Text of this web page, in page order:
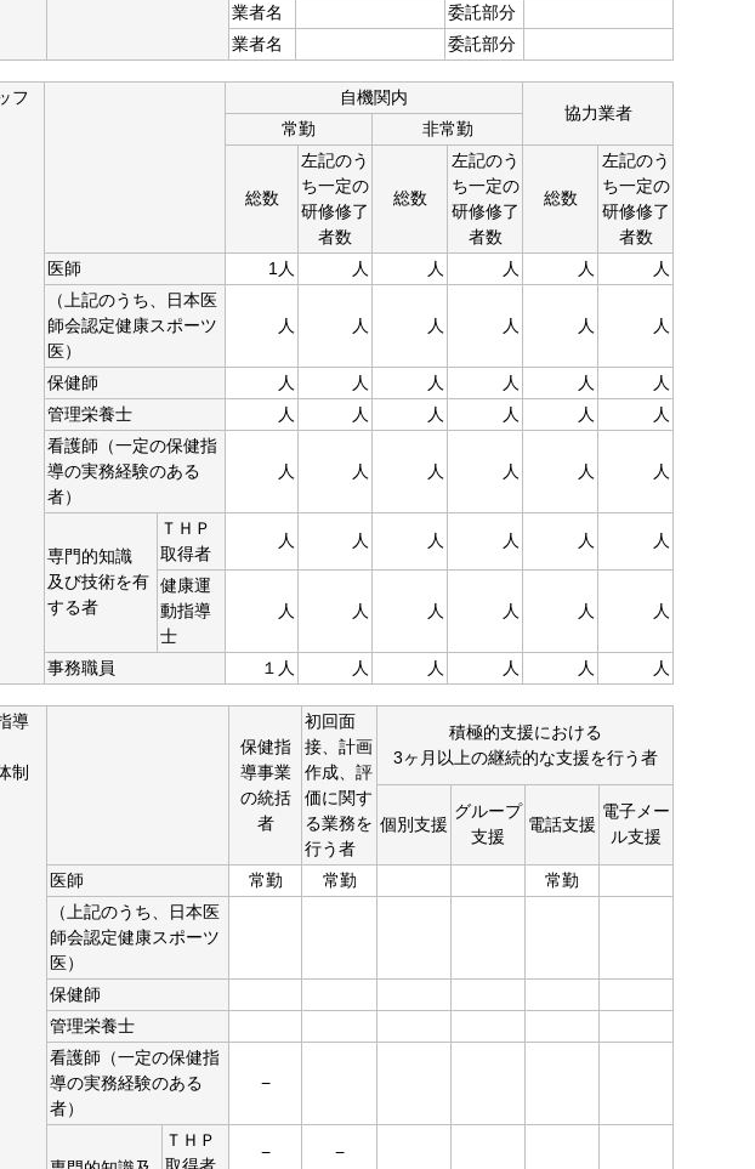
業者名
委託部分
業者名
委託部分
フ
自機関内
協力業者
常勤
非常勤
総数
左記のう
ち一定の
研修修了
者数
総数
左記のう
ち一定の
研修修了
者数
総数
左記のう
ち一定の
研修修了
者数
医師
1人 人 人 人 人
人
（上記のうち、日本医
師会認定健康スポーツ
医）
人 人 人 人 人 人
保健師 人 人 人 人 人
人
管理栄養士
人 人 人 人 人
人
看護師（一定の保健指
導の実務経験のある
者）
人 人 人 人 人 人
専門的知識
及び技術を有
する者
ＴＨＰ
取得者
人 人 人 人 人 人
健康運
動指導
士
人 人 人 人 人 人
事務職員 １人 人 人 人 人 人
導
制
保健指
導事業
の統括
者
初回面
接、計画
作成、評
価に関す
る業務を
行う者
積極的支援における
3ヶ月以上の継続的な支援を行う者
個別支援
グループ
支援
電話支援
電子メー
ル支援
医師 常勤 常勤
常勤
（上記のうち、日本医
師会認定健康スポーツ
医）
保健師
管理栄養士
看護師（一定の保健指
導の実務経験のある
者）
−
ＴＨＰ
− −